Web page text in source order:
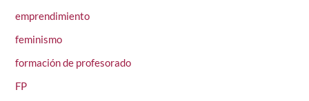
emprendimiento
feminismo
formación de profesorado
FP